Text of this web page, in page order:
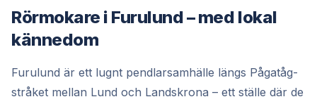
Rörmokare i Furulund – med lokal
kännedom
Furulund är ett lugnt pendlarsamhälle längs Pågatåg-
stråket mellan Lund och Landskrona – ett ställe där de